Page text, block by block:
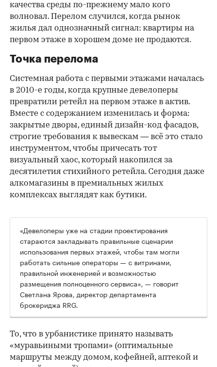
качества среды по-прежнему мало кого
волновал. Перелом случился, когда рынок
жилья дал однозначный сигнал: квартиры на
первом этаже в хорошем доме не продаются.
Точка перелома
Системная работа с первыми этажами началась
в 2010-е годы, когда крупные девелоперы
превратили ретейл на первом этаже в актив.
Вместе с содержанием изменилась и форма:
закрытые дворы, единый дизайн-код фасадов,
строгие требования к вывескам — всё это стало
инструментом, чтобы причесать тот
визуальный хаос, который накопился за
десятилетия стихийного ретейла. Сегодня даже
алкомагазины в премиальных жилых
комплексах выглядят как бутики.
00:00
«Девелоперы уже на стадии проектирования
стараются закладывать правильные сценарии
использования первых этажей, чтобы там могли
работать сильные операторы — с витринами,
правильной инженерией и возможностью
размещения полноценного сервиса», — говорит
Светлана Ярова, директор департамента
брокериджа RRG.
То, что в урбанистике принято называть
«муравьиными тропами» (оптимальные
маршруты между домом, кофейней, аптекой и